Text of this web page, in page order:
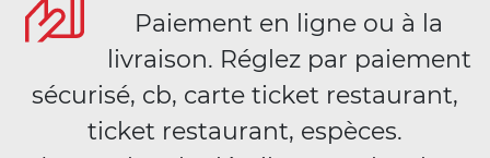
Paiement en ligne ou à la
livraison. Réglez par paiement
sécurisé, cb, carte ticket restaurant,
ticket restaurant, espèces.